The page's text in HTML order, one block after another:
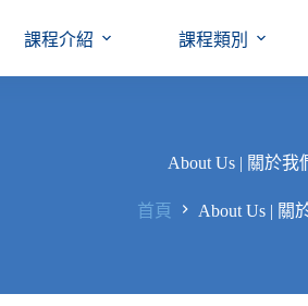
課程介紹 課程類別
About Us | 關於我
首頁 About Us | 關